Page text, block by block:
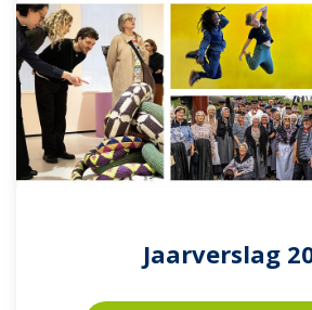
Jaarverslag